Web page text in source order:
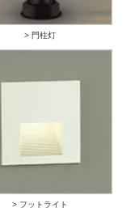
> 門柱灯
> フットライト